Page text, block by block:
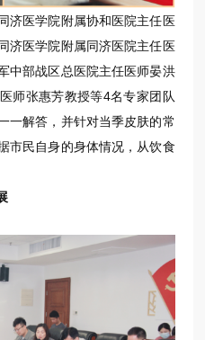
济医学院附属协和医院主任医
济医学院附属同济医院主任医
中部战区总医院主任医师晏洪
师张惠芳教授等4名专家团队
一解答，并针对当季皮肤的常
市民自身的身体情况，从饮食